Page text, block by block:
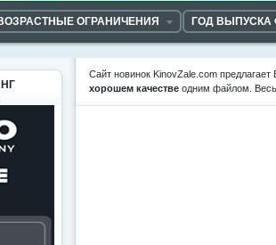
ОГРАНИЧЕНИЯ ГОД
Сайт новинок KinovZale.com предлагает
хорошем качестве одним файлом. Весь